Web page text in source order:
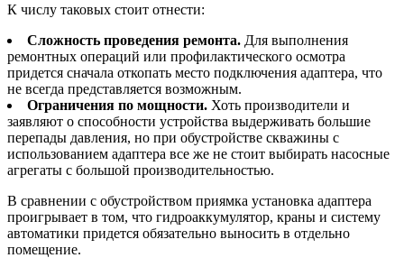
К числу таковых стоит отнести:
Сложность проведения ремонта. Для выполнения
ремонтных операций или профилактического осмотра
придется сначала откопать место подключения адаптера, что
не всегда представляется возможным.
Ограничения по мощности. Хоть производители и
заявляют о способности устройства выдерживать большие
перепады давления, но при обустройстве скважины с
использованием адаптера все же не стоит выбирать насосные
агрегаты с большой производительностью.
В сравнении с обустройством приямка установка адаптера
проигрывает в том, что гидроаккумулятор, краны и систему
автоматики придется обязательно выносить в отдельно
помещение.